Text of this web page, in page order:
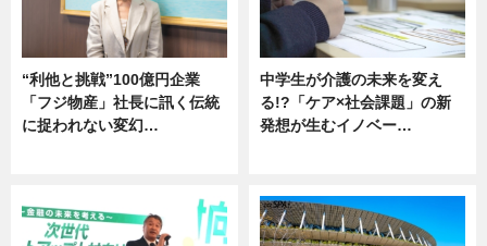
“利他と挑戦”100億円企業
「フジ物産」社長に訊く伝統
に捉われない変幻…
中学生が介護の未来を変え
る!?「ケア×社会課題」の新
発想が生むイノベー…